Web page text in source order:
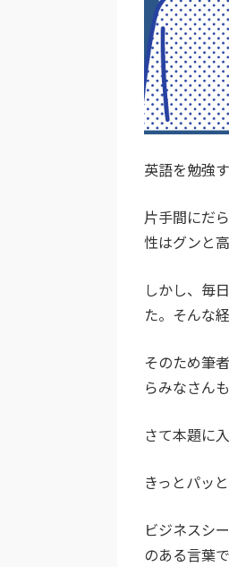
英語を勉強
片手間にだ
性はグンと
しかし、毎
た。そんな
そのため筆
らみなさん
さて本題に
きっとパッ
ビジネスシ
のある言葉